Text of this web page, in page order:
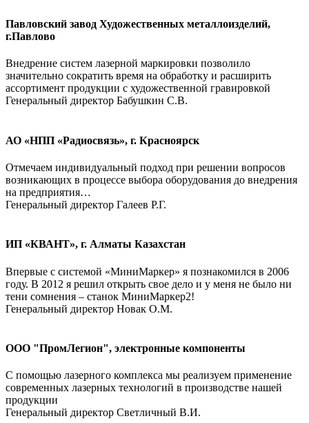
Павловский завод Художественных металлоизделий,
г.Павлово
Внедрение систем лазерной маркировки позволило
значительно сократить время на обработку и расширить
ассортимент продукции с художественной гравировкой
Генеральный директор Бабушкин С.В.
АО «НПП «Радиосвязь», г. Красноярск
Отмечаем индивидуальный подход при решении вопросов
возникающих в процессе выбора оборудования до внедрения
на предприятия…
Генеральный директор Галеев Р.Г.
ИП «КВАНТ», г. Алматы Казахстан
Впервые с системой «МиниМаркер» я познакомился в 2006
году. В 2012 я решил открыть свое дело и у меня не было ни
тени сомнения – станок МиниМаркер2!
Генеральный директор Новак О.М.
ООО "ПромЛегион", электронные компоненты
С помощью лазерного комплекса мы реализуем применение
современных лазерных технологий в производстве нашей
продукции
Генеральный директор Светличный В.И.